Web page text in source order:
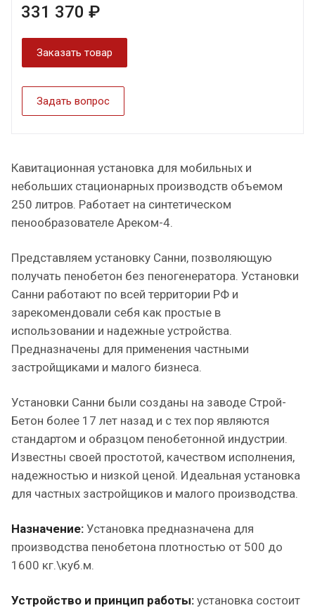
331 370 ₽
Заказать товар
Задать вопрос
Кавитационная установка для мобильных и
небольших стационарных производств объемом
250 литров. Работает на синтетическом
пенообразователе Ареком-4.
Представляем установку Санни, позволяющую
получать пенобетон без пеногенератора. Установки
Санни работают по всей территории РФ и
зарекомендовали себя как простые в
использовании и надежные устройства.
Предназначены для применения частными
застройщиками и малого бизнеса.
Установки Санни были созданы на заводе Строй-
Бетон более 17 лет назад и с тех пор являются
стандартом и образцом пенобетонной индустрии.
Известны своей простотой, качеством исполнения,
надежностью и низкой ценой. Идеальная установка
для частных застройщиков и малого производства.
Назначение: Установка предназначена для
производства пенобетона плотностью от 500 до
1600 кг.\куб.м.
Устройство и принцип работы: установка состоит